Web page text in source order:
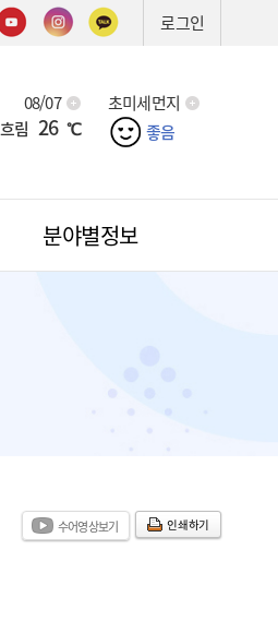
로그인
08/07
흐림 26 ℃
초미세먼지
좋음
법원전용 통합무인민원발급기
분야별정보
인쇄하기
수어영상보기